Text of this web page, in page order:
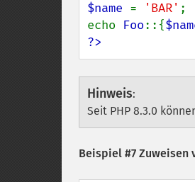
$name = 'BAR' ;
echo Foo::{
?>
Hinweis:
Seit PHP 8.3.0
Beispiel #7 Zuweisen